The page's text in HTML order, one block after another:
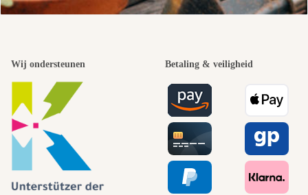
Wij ondersteunen Betaling & veiligheid